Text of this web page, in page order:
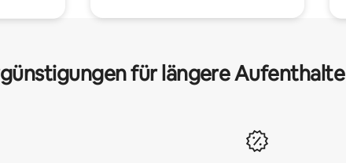
für längere Aufenthalte